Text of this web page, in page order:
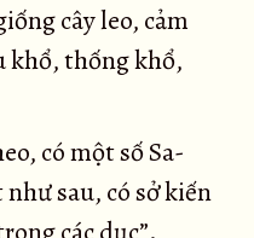
cây leo, cảm
khổ, thống khổ,
có một số Sa-
sau, có sở kiến